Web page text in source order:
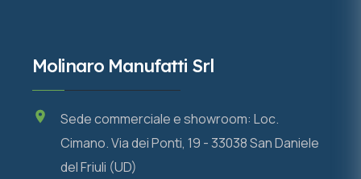
Molinaro Manufatti Srl
Sede commerciale e showroom: Loc.
Cimano. Via dei Ponti, 19 - 33038 San Daniele
del Friuli (UD)